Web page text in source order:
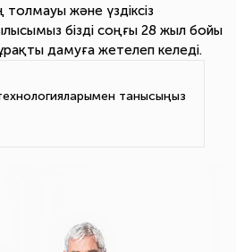
толмауы және үздіксіз
бізді соңғы 28 жыл бойы
дамуға жетелеп келеді.
танысыңыз